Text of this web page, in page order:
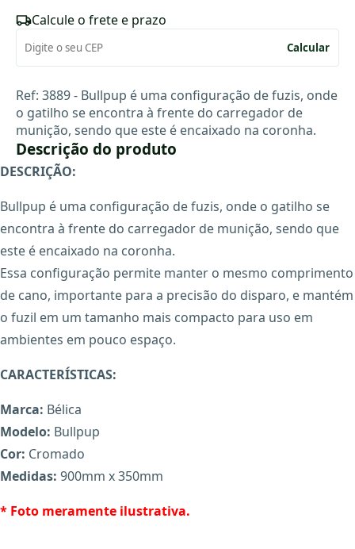
Calcule o frete e prazo
Calcular
Ref: 3889 - Bullpup é uma configuração de fuzis, onde
o gatilho se encontra à frente do carregador de
munição, sendo que este é encaixado na coronha.
Descrição do produto
DESCRIÇÃO:
Bullpup é uma configuração de fuzis, onde o gatilho se
encontra à frente do carregador de munição, sendo que
este é encaixado na coronha.
Essa configuração permite manter o mesmo comprimento
de cano, importante para a precisão do disparo, e mantém
o fuzil em um tamanho mais compacto para uso em
ambientes em pouco espaço.
CARACTERÍSTICAS:
Marca: Bélica
Modelo: Bullpup
Cor: Cromado
Medidas: 900mm x 350mm
* Foto meramente ilustrativa.